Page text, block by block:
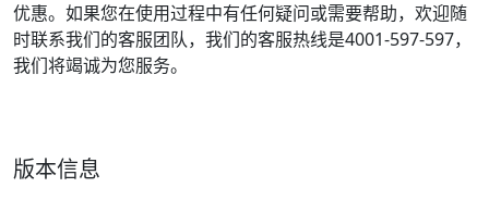
优惠。如果您在使用过程中有任何疑问或需要帮助，欢迎随
时联系我们的客服团队，我们的客服热线是4001-597-597，
我们将竭诚为您服务。
版本信息